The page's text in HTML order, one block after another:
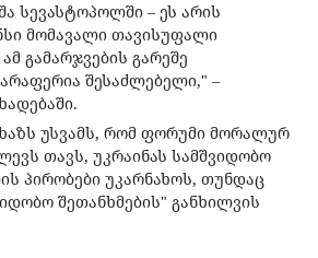
სევასტოპოლში – ეს არის
მომავალი თავისუფალი
გამარჯვების გარეშე
შესაძლებელი," –
ხაზს უსვამს, რომ ფორუმი მორალურ
თავს, უკრაინას სამშვიდობო
პირობები უკარნახოს, თუნდაც
შეთანხმების" განხილვის